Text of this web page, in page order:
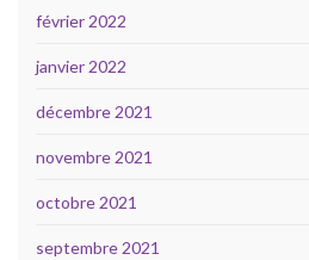
février 2022
janvier 2022
décembre 2021
novembre 2021
octobre 2021
septembre 2021